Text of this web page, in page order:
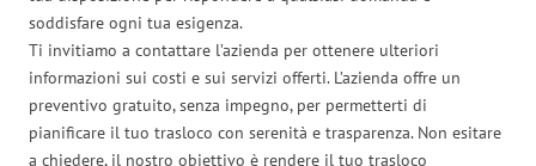
soddisfare ogni tua esigenza.
Ti invitiamo a contattare l’azienda per ottenere ulteriori
informazioni sui costi e sui servizi offerti. L’azienda offre un
preventivo gratuito, senza impegno, per permetterti di
pianificare il tuo trasloco con serenità e trasparenza. Non esitare
a chiedere, il nostro obiettivo è rendere il tuo trasloco